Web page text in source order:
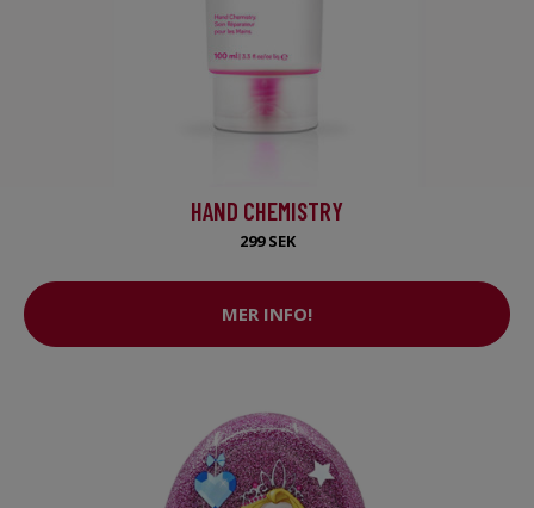
HAND CHEMISTRY
299 SEK
MER INFO!